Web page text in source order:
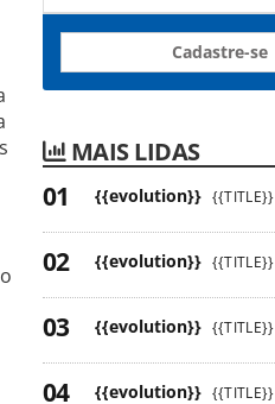
Cadastre-se
MAIS LIDAS
{{evolution}} {{TITLE}}
{{evolution}} {{TITLE}}
{{evolution}} {{TITLE}}
{{evolution}} {{TITLE}}